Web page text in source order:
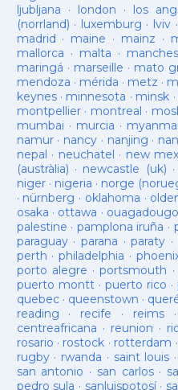
ljubljana · london · los
(norrland) · luxemburg · lviv ·
madrid · maine · mainz ·
mallorca · malta ·
maringá · marseille · mato
mendoza · mérida · metz ·
keynes· minnesota · minsk ·
montpellier· montreal ·
mumbai · murcia ·
namur· nancy · nanjing ·
nepal · neuchatel · new
(austràlia) · newcastle (uk) ·
niger· nigeria · norge
· nürnberg · oklahoma ·
osaka · ottawa ·
palestine · pamplona iruña ·
paraguay· parana ·paraty ·
perth ·philadelphia ·
porto alegre ·portsmouth
puerto montt· puerto rico ·
quebec· queenstown ·
reading · recife · reims·
centreafricana · reunion ·
rosario · rostock · rotterdam ·
rugby· rwanda · saint louis ·
san antonio · san carlos·
pedro sula · sanluispotosí·